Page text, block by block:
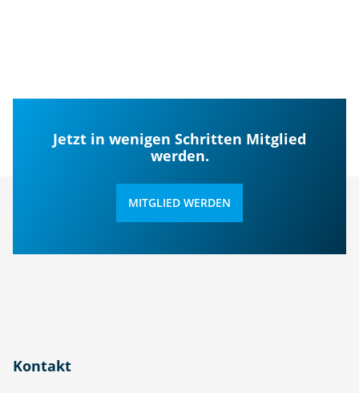
Jetzt in wenigen Schritten Mitglied
werden.
MITGLIED WERDEN
Kontakt